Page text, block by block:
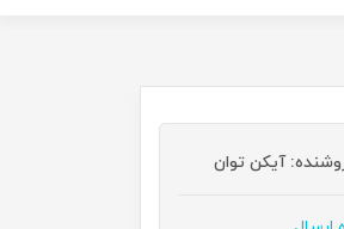
آیکن توان